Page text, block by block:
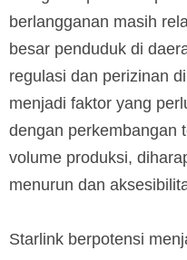
berlangganan masih
besar penduduk di
regulasi dan perizinan
menjadi faktor yang
dengan perkembangan
volume produksi,
menurun dan
Starlink berpotensi